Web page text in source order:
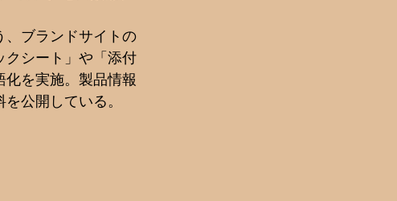
、ブランドサイトの
クシート」や「添付
を実施。製品情報
公開している。